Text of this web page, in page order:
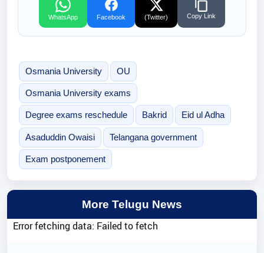
WhatsApp Facebook (Twitter) Copy Link
Osmania University OU
Osmania University exams
Degree exams reschedule Bakrid Eid ul Adha
Asaduddin Owaisi Telangana government
Exam postponement
More Telugu News
Error fetching data: Failed to fetch